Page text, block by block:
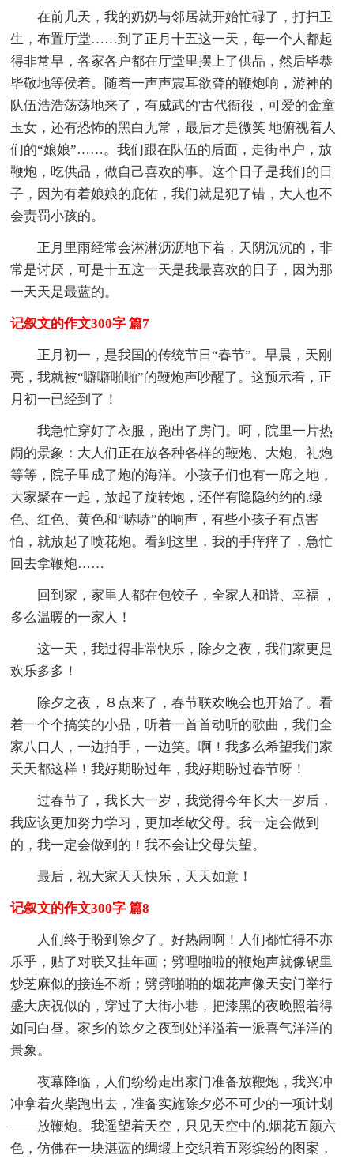
在前几天，我的奶奶与邻居就开始忙碌了，打扫卫
生，布置厅堂……到了正月十五这一天，每一个人都起
得非常早，各家各户都在厅堂里摆上了供品，然后毕恭
毕敬地等侯着。随着一声声震耳欲聋的鞭炮响，游神的
队伍浩浩荡荡地来了，有威武的'古代衙役，可爱的金童
玉女，还有恐怖的黑白无常，最后才是微笑 地俯视着人
们的“娘娘”……。我们跟在队伍的后面，走街串户，放
鞭炮，吃供品，做自己喜欢的事。这个日子是我们的日
子，因为有着娘娘的庇佑，我们就是犯了错，大人也不
会责罚小孩的。
正月里雨经常会淋淋沥沥地下着，天阴沉沉的，非
常是讨厌，可是十五这一天是我最喜欢的日子，因为那
一天天是最蓝的。
记叙文的作文300字 篇7
正月初一，是我国的传统节日“春节”。早晨，天刚
亮，我就被“噼噼啪啪”的鞭炮声吵醒了。这预示着，正
月初一已经到了！
我急忙穿好了衣服，跑出了房门。呵，院里一片热
闹的景象：大人们正在放各种各样的鞭炮、大炮、礼炮
等等，院子里成了炮的海洋。小孩子们也有一席之地，
大家聚在一起，放起了旋转炮，还伴有隐隐约约的.绿
色、红色、黄色和“哧哧”的响声，有些小孩子有点害
怕，就放起了喷花炮。看到这里，我的手痒痒了，急忙
回去拿鞭炮……
回到家，家里人都在包饺子，全家人和谐、幸福 ，
多么温暖的一家人！
这一天，我过得非常快乐，除夕之夜，我们家更是
欢乐多多！
除夕之夜，８点来了，春节联欢晚会也开始了。看
着一个个搞笑的小品，听着一首首动听的歌曲，我们全
家八口人，一边拍手，一边笑。啊！我多么希望我们家
天天都这样！我好期盼过年，我好期盼过春节呀！
过春节了，我长大一岁，我觉得今年长大一岁后，
我应该更加努力学习，更加孝敬父母。我一定会做到
的，我一定会做到的！我不会让父母失望。
最后，祝大家天天快乐，天天如意！
记叙文的作文300字 篇8
人们终于盼到除夕了。好热闹啊！人们都忙得不亦
乐乎，贴了对联又挂年画；劈哩啪啦的鞭炮声就像锅里
炒芝麻似的接连不断；劈劈啪啪的烟花声像天安门举行
盛大庆祝似的，穿过了大街小巷，把漆黑的夜晚照着得
如同白昼。家乡的除夕之夜到处洋溢着一派喜气洋洋的
景象。
夜幕降临，人们纷纷走出家门准备放鞭炮，我兴冲
冲拿着火柴跑出去，准备实施除夕必不可少的一项计划
——放鞭炮。我遥望着天空，只见天空中的.烟花五颜六
色，仿佛在一块湛蓝的绸缎上交织着五彩缤纷的图案，